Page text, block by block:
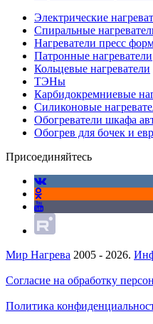
Электрические
Спиральные
Нагреватели пресс
Патронные нагреватели
Кольцевые нагреватели
ТЭНы
Карбидокремниевые
Силиконовые
Обогреватели шкафа
Обогрев для бочек и
Присоединяйтесь
Мир Нагрева 2005 - 2026.
Согласие на обработку
Политика